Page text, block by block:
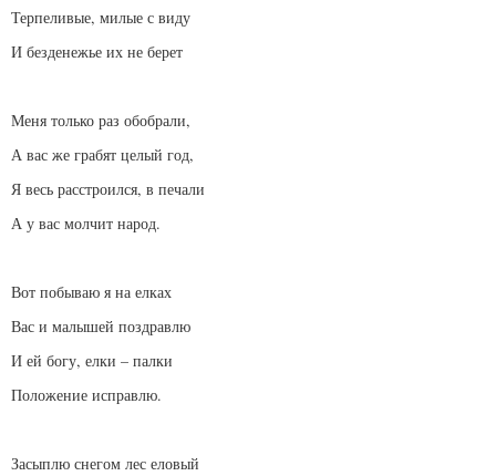
Терпеливые, милые с виду
И безденежье их не берет
Меня только раз обобрали,
А вас же грабят целый год,
Я весь расстроился, в печали
А у вас молчит народ.
Вот побываю я на елках
Вас и малышей поздравлю
И ей богу, елки – палки
Положение исправлю.
Засыплю снегом лес еловый